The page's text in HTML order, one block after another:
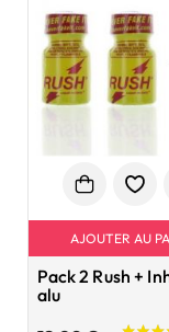
AJOUTER AU
Pack 2 Rush +
alu